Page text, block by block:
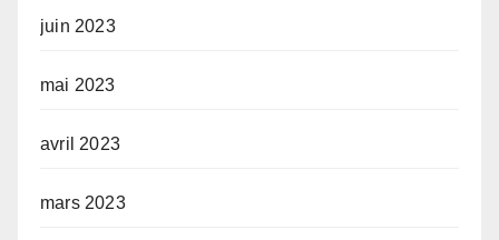
juin 2023
mai 2023
avril 2023
mars 2023